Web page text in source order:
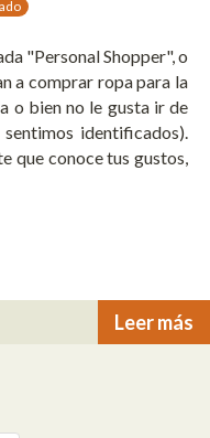
"Personal Shopper", o
a comprar ropa para la
o bien no le gusta ir de
identificados).
que conoce tus gustos,
Leer más